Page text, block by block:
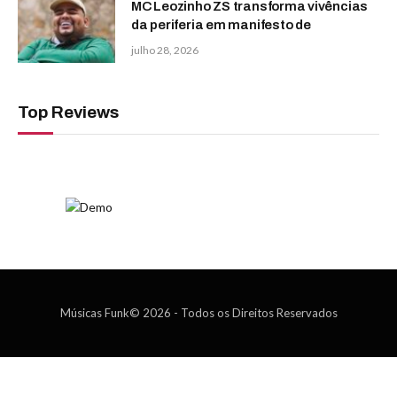
MC Leozinho ZS transforma vivências
da periferia em manifesto de
julho 28, 2026
Top Reviews
Músicas Funk© 2026 - Todos os Direitos Reservados